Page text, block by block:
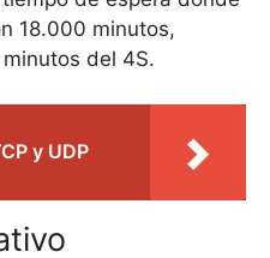
18.000 minutos,
del 4S.
y UDP